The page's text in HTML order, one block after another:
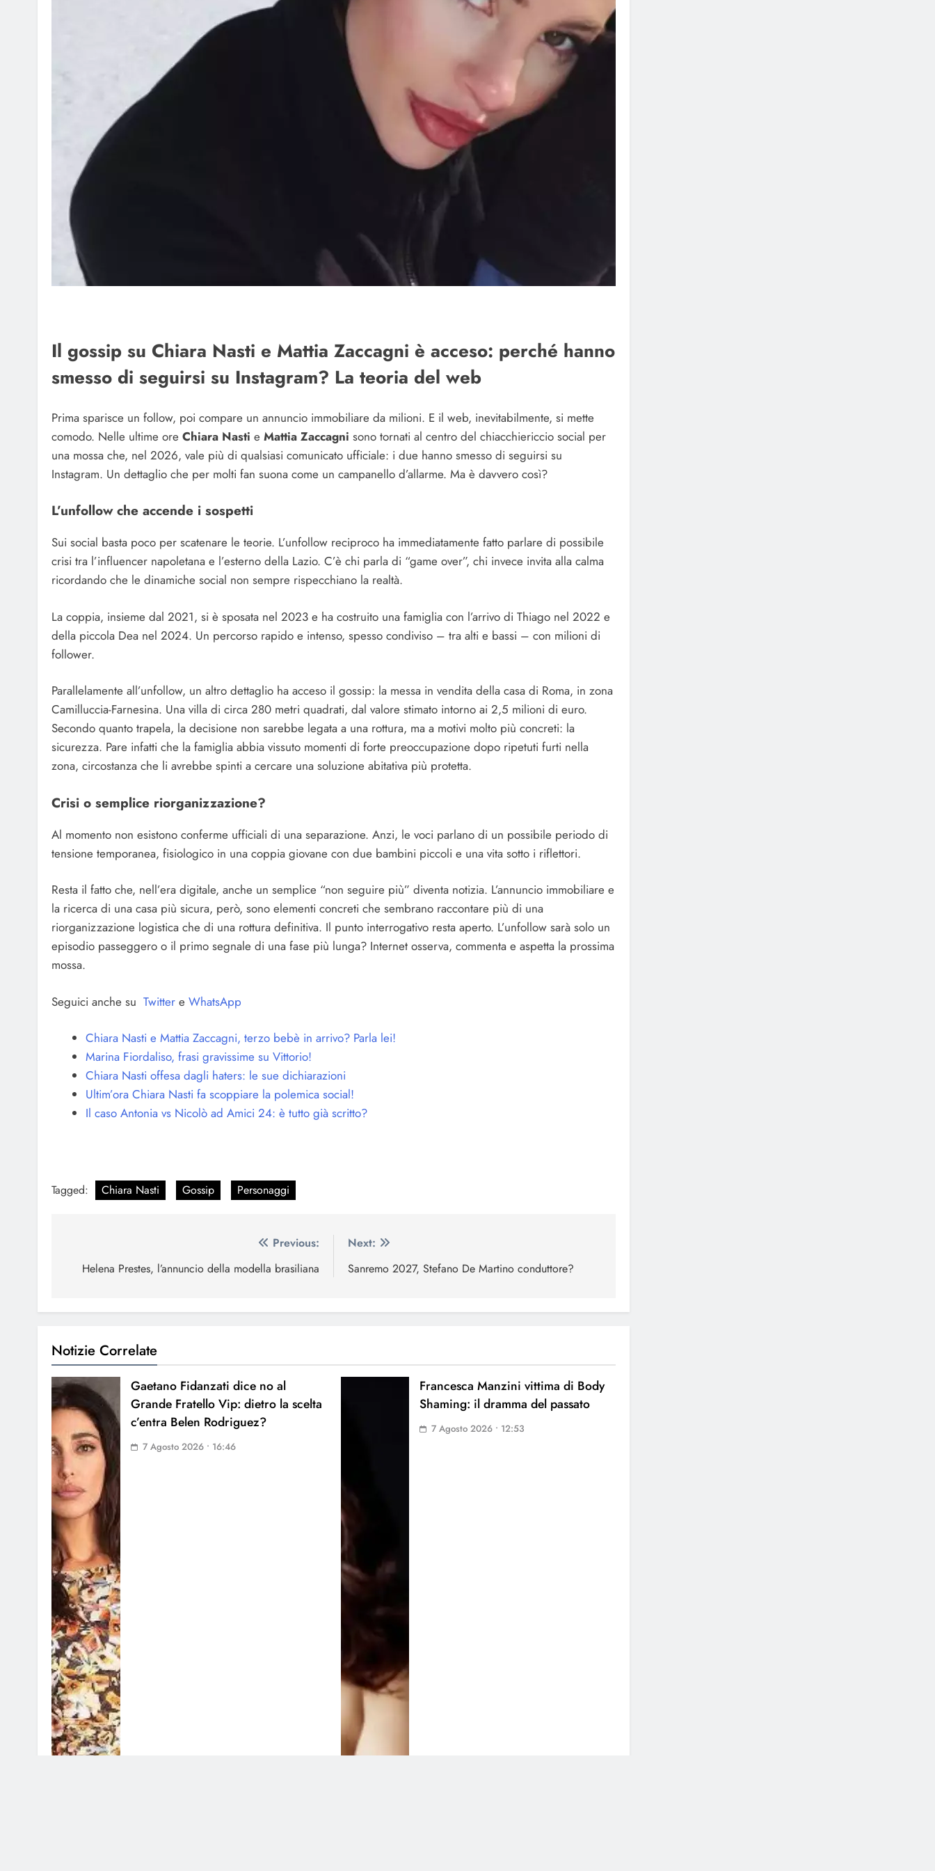
Il gossip su Chiara Nasti e Mattia Zaccagni è acceso: perché hanno
smesso di seguirsi su Instagram? La teoria del web
Prima sparisce un follow, poi compare un annuncio immobiliare da milioni. E il web, inevitabilmente, si mette
comodo. Nelle ultime ore Chiara Nasti e Mattia Zaccagni sono tornati al centro del chiacchiericcio social per
una mossa che, nel 2026, vale più di qualsiasi comunicato ufficiale: i due hanno smesso di seguirsi su
Instagram. Un dettaglio che per molti fan suona come un campanello d’allarme. Ma è davvero così?
L’unfollow che accende i sospetti
Sui social basta poco per scatenare le teorie. L’unfollow reciproco ha immediatamente fatto parlare di possibile
crisi tra l’influencer napoletana e l’esterno della Lazio. C’è chi parla di “game over”, chi invece invita alla calma
ricordando che le dinamiche social non sempre rispecchiano la realtà.
La coppia, insieme dal 2021, si è sposata nel 2023 e ha costruito una famiglia con l’arrivo di Thiago nel 2022 e
della piccola Dea nel 2024. Un percorso rapido e intenso, spesso condiviso – tra alti e bassi – con milioni di
follower.
Parallelamente all’unfollow, un altro dettaglio ha acceso il gossip: la messa in vendita della casa di Roma, in zona
Camilluccia-Farnesina. Una villa di circa 280 metri quadrati, dal valore stimato intorno ai 2,5 milioni di euro.
Secondo quanto trapela, la decisione non sarebbe legata a una rottura, ma a motivi molto più concreti: la
sicurezza. Pare infatti che la famiglia abbia vissuto momenti di forte preoccupazione dopo ripetuti furti nella
zona, circostanza che li avrebbe spinti a cercare una soluzione abitativa più protetta.
Crisi o semplice riorganizzazione?
Al momento non esistono conferme ufficiali di una separazione. Anzi, le voci parlano di un possibile periodo di
tensione temporanea, fisiologico in una coppia giovane con due bambini piccoli e una vita sotto i riflettori.
Resta il fatto che, nell’era digitale, anche un semplice “non seguire più” diventa notizia. L’annuncio immobiliare e
la ricerca di una casa più sicura, però, sono elementi concreti che sembrano raccontare più di una
riorganizzazione logistica che di una rottura definitiva. Il punto interrogativo resta aperto. L’unfollow sarà solo un
episodio passeggero o il primo segnale di una fase più lunga? Internet osserva, commenta e aspetta la prossima
mossa.
Seguici anche su Twitter e WhatsApp
Chiara Nasti e Mattia Zaccagni, terzo bebè in arrivo? Parla lei!
Marina Fiordaliso, frasi gravissime su Vittorio!
Chiara Nasti offesa dagli haters: le sue dichiarazioni
Ultim’ora Chiara Nasti fa scoppiare la polemica social!
Il caso Antonia vs Nicolò ad Amici 24: è tutto già scritto?
Tagged: Chiara Nasti Gossip Personaggi
articoli
Previous:
Helena Prestes, l’annuncio della modella brasiliana
Next:
Sanremo 2027, Stefano De Martino conduttore?
Notizie Correlate
Gaetano Fidanzati dice no al
Grande Fratello Vip: dietro la scelta
c’entra Belen Rodriguez?
7 Agosto 2026 • 16:46
Francesca Manzini vittima di Body
Shaming: il dramma del passato
7 Agosto 2026 • 12:53